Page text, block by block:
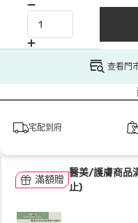
查看門
宅配到府
滿額贈
醫美/護膚商品
止)